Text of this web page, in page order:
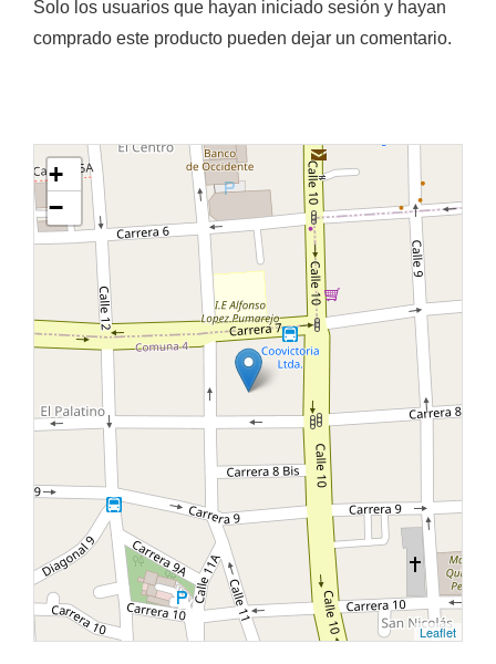
Solo los usuarios que hayan iniciado sesión y hayan
comprado este producto pueden dejar un comentario.
+
−
Leaflet